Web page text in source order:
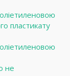
пластикату
не